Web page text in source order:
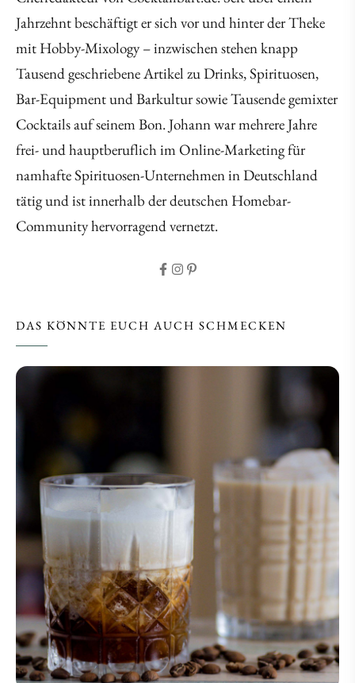
Jahrzehnt beschäftigt er sich vor und hinter der Theke
mit Hobby-Mixology – inzwischen stehen knapp
Tausend geschriebene Artikel zu Drinks, Spirituosen,
Bar-Equipment und Barkultur sowie Tausende gemixter
Cocktails auf seinem Bon. Johann war mehrere Jahre
frei- und hauptberuflich im Online-Marketing für
namhafte Spirituosen-Unternehmen in Deutschland
tätig und ist innerhalb der deutschen Homebar-
Community hervorragend vernetzt.
DAS KÖNNTE EUCH AUCH SCHMECKEN